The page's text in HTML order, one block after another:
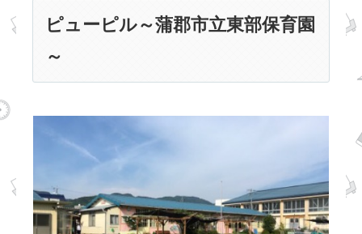
ピューピル～蒲郡市立東部保育園
～